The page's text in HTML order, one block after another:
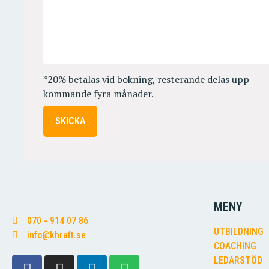
*20% betalas vid bokning, resterande delas upp
kommande fyra månader.
070 - 914 07 86
info@khraft.se
MENY
UTBILDNING
COACHING
LEDARSTÖD